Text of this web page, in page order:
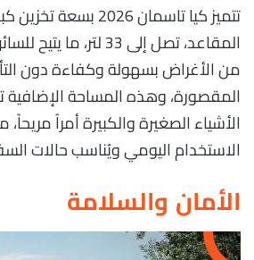
تتميز كيا تاسمان 2026
المقاعد، تصل إلى 33
من الأغراض بسهولة وكفاءة دون
المقصورة، وهذه المساحة
الأشياء الصغيرة والكبيرة أمراً
الاستخدام اليومي ويُناسب حالات
الأمان والسلامة